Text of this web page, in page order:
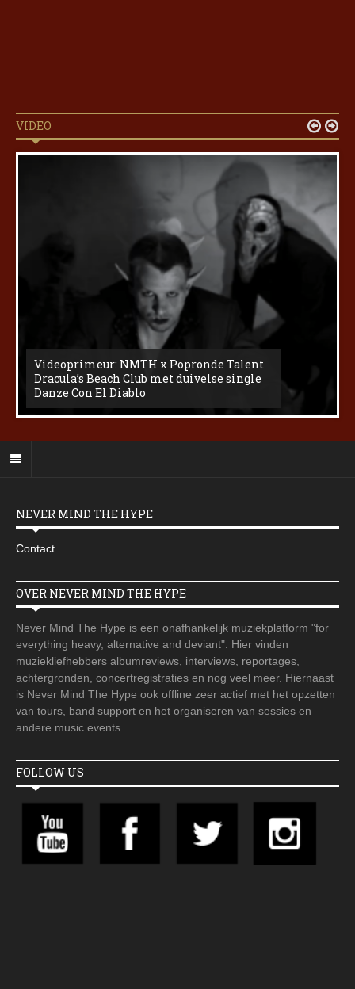
VIDEO
Videoprimeur: NMTH x Popronde Talent
Dracula’s Beach Club met duivelse single
Danze Con El Diablo
 
NEVER MIND THE HYPE
Contact
OVER NEVER MIND THE HYPE
Never Mind The Hype is een onafhankelijk muziekplatform "for
everything heavy, alternative and deviant". Hier vinden
muziekliefhebbers albumreviews, interviews, reportages,
achtergronden, concertregistraties en nog veel meer. Hiernaast
is Never Mind The Hype ook offline zeer actief met het opzetten
van tours, band support en het organiseren van sessies en
andere music events.
FOLLOW US